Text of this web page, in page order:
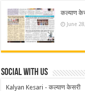
कल्याण
June
Social With Us
Kalyan Kesari - कल्याण केसरी